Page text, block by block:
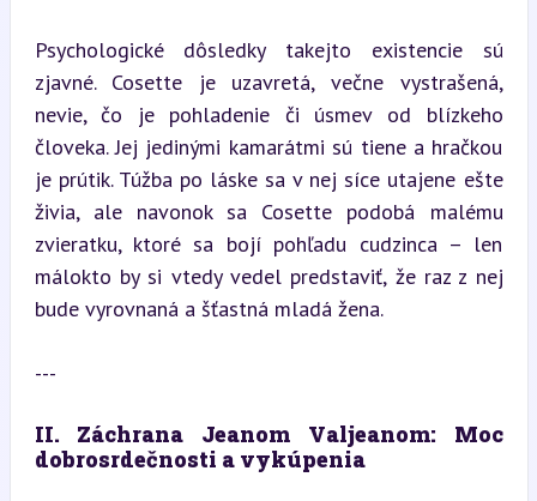
Psychologické dôsledky takejto existencie sú
zjavné. Cosette je uzavretá, večne vystrašená,
nevie, čo je pohladenie či úsmev od blízkeho
človeka. Jej jedinými kamarátmi sú tiene a hračkou
je prútik. Túžba po láske sa v nej síce utajene ešte
živia, ale navonok sa Cosette podobá malému
zvieratku, ktoré sa bojí pohľadu cudzinca – len
málokto by si vtedy vedel predstaviť, že raz z nej
bude vyrovnaná a šťastná mladá žena.
---
II. Záchrana Jeanom Valjeanom: Moc
dobrosrdečnosti a vykúpenia